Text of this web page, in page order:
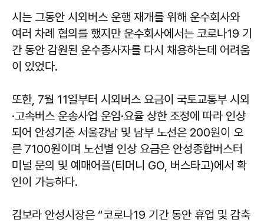
시는 그동안 시외버스 운행 재개를 위해 운수회사와
여러 차례 협의를 했지만 운수회사에서는 코로나19 기
간 동안 감원된 운수종사자를 다시 채용하는데 어려움
이 있었다.
또한, 7월 11일부터 시외버스 요금이 국토교통부 시외
·고속버스 운송사업 운임·요율 상한 조정에 따라 인상
되어 안성기준 서울강남 및 남부 노선은 200원이 오
른 7100원이며 노선별 인상 요금은 안성종합버스터
미널 문의 및 예매어플(티머니 GO, 버스타고)에서 확
인이 가능하다.
김보라 안성시장은 “코로나19 기간 동안 휴업 및 감축